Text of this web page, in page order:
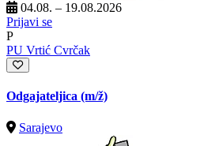
04.08. – 19.08.2026
Prijavi se
P
PU Vrtić Cvrčak
Odgajateljica (m/ž)
Sarajevo